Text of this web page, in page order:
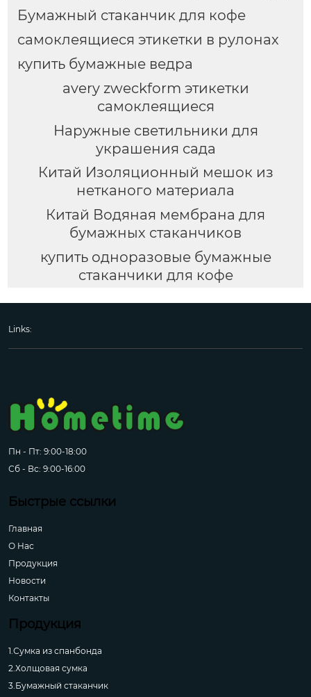
Бумажный стаканчик для кофе
самоклеящиеся этикетки в рулонах
купить бумажные ведра
avery zweckform этикетки
самоклеящиеся
Наружные светильники для
украшения сада
Китай Изоляционный мешок из
нетканого материала
Китай Водяная мембрана для
бумажных стаканчиков
купить одноразовые бумажные
стаканчики для кофе
Links:
Пн - Пт: 9:00-18:00
Сб - Вс: 9:00-16:00
Быстрые ссылки
Главная
О Hас
Продукция
Новости
Контакты
Продукция
1.Сумка из спанбонда
2.Холщовая сумка
3.Бумажный стаканчик